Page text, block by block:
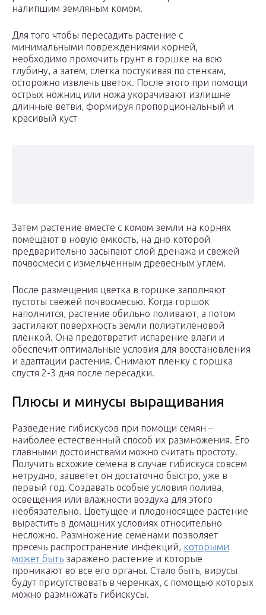
налипшим земляным комом.
Для того чтобы пересадить растение с
минимальными повреждениями корней,
необходимо промочить грунт в горшке на всю
глубину, а затем, слегка постукивая по стенкам,
осторожно извлечь цветок. После этого при помощи
острых ножниц или ножа укорачивают излишне
длинные ветви, формируя пропорциональный и
красивый куст
Затем растение вместе с комом земли на корнях
помещают в новую емкость, на дно которой
предварительно засыпают слой дренажа и свежей
почвосмеси с измельченным древесным углем.
После размещения цветка в горшке заполняют
пустоты свежей почвосмесью. Когда горшок
наполнится, растение обильно поливают, а потом
застилают поверхность земли полиэтиленовой
пленкой. Она предотвратит испарение влаги и
обеспечит оптимальные условия для восстановления
и адаптации растения. Снимают пленку с горшка
спустя 2-3 дня после пересадки.
Плюсы и минусы выращивания
Разведение гибискусов при помощи семян –
наиболее естественный способ их размножения. Его
главными достоинствами можно считать простоту.
Получить всхожие семена в случае гибискуса совсем
нетрудно, зацветет он достаточно быстро, уже в
первый год. Создавать особые условия полива,
освещения или влажности воздуха для этого
необязательно. Цветущее и плодоносящее растение
вырастить в домашних условиях относительно
несложно. Размножение семенами позволяет
пресечь распространение инфекций, которыми
может быть заражено растение и которые
проникают во все его органы. Стало быть, вирусы
будут присутствовать в черенках, с помощью которых
можно размножать гибискусы.